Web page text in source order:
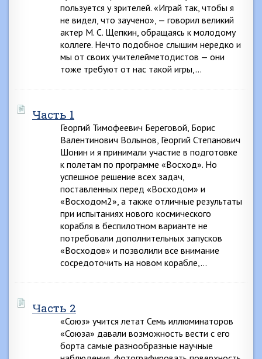
пользуется у зрителей. «Играй так, чтобы я
не видел, что заучено», — говорил великий
актер М. С. Щепкин, обращаясь к молодому
коллеге. Нечто подобное слышим нередко и
мы от своих учителейметодистов — они
тоже требуют от нас такой игры,…
Часть 1
Георгий Тимофеевич Береговой, Борис
Валентинович Волынов, Георгий Степанович
Шонин и я принимали участие в подготовке
к полетам по программе «Восход». Но
успешное решение всех задач,
поставленных перед «Восходом» и
«Восходом2», а также отличные результаты
при испытаниях нового космического
корабля в беспилотном варианте не
потребовали дополнительных запусков
«Восходов» и позволили все внимание
сосредоточить на новом корабле,…
Часть 2
«Союз» учится летат Семь иллюминаторов
«Союза» давали возможность вести с его
борта самые разнообразные научные